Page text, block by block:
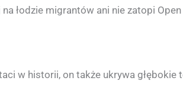
łodzie migrantów ani nie zatopi Open
w historii, on także ukrywa głębokie